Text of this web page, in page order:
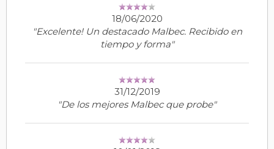
18/06/2020
"Excelente! Un destacado Malbec. Recibido en
tiempo y forma"
31/12/2019
"De los mejores Malbec que probe"